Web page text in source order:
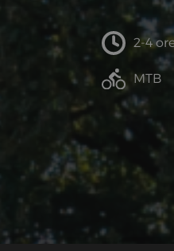
2-4
MTB